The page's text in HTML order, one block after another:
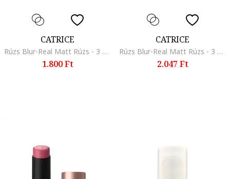
CATRICE
Rúzs Blur-Real Matt Rúzs - 3 g., 060
1.800 Ft
CATRICE
Rúzs Blur-Real Matt Rúzs - 3 g., 010
2.047 Ft